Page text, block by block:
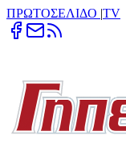
ΠΡΩΤΟΣΕΛΙΔΟ |TV